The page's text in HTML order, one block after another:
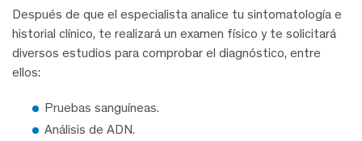
Después de que el especialista analice tu sintomatología e
historial clínico, te realizará un examen físico y te solicitará
diversos estudios para comprobar el diagnóstico, entre
ellos:
Pruebas sanguíneas.
Análisis de ADN.